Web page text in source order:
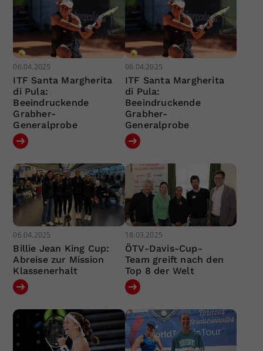
06.04.2025
ITF Santa Margherita
di Pula:
Beeindruckende
Grabher-
Generalprobe
06.04.2025
ITF Santa Margherita
di Pula:
Beeindruckende
Grabher-
Generalprobe
06.04.2025
Billie Jean King Cup:
Abreise zur Mission
Klassenerhalt
18.03.2025
ÖTV-Davis-Cup-
Team greift nach den
Top 8 der Welt